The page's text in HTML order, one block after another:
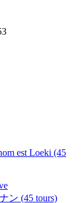
est Loeki (45
ン (45 tours)